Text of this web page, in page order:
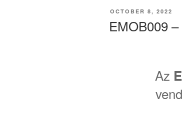
POSTED
OCTOBER 8, 2022
EMOB009
Az